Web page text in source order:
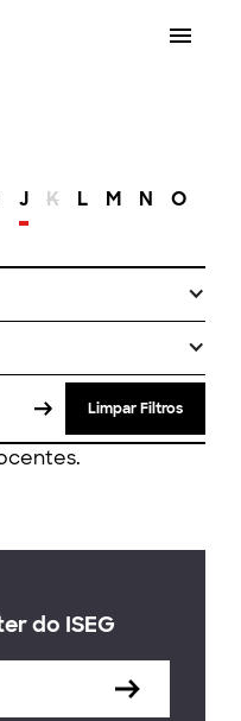
J K L M N O
Limpar Filtros
do ISEG